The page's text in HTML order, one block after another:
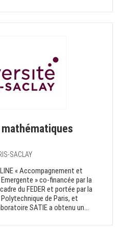
SACLAY
« Accompagnement et
» co-financée par la
du FEDER et portée par la
de Paris, et
SATIE a obtenu un...